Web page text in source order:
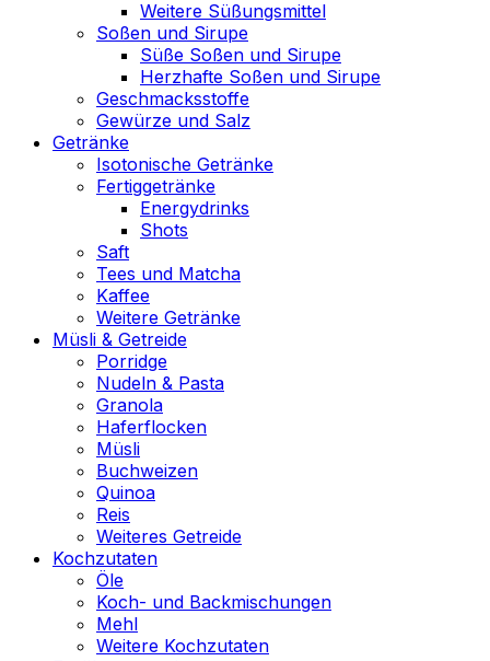
Weitere Süßungsmittel
Soßen und Sirupe
Süße Soßen und Sirupe
Herzhafte Soßen und Sirupe
Geschmacksstoffe
Gewürze und Salz
Getränke
Isotonische Getränke
Fertiggetränke
Energydrinks
Shots
Saft
Tees und Matcha
Kaffee
Weitere Getränke
Müsli & Getreide
Porridge
Nudeln & Pasta
Granola
Haferflocken
Müsli
Buchweizen
Quinoa
Reis
Weiteres Getreide
Kochzutaten
Öle
Koch- und Backmischungen
Mehl
Weitere Kochzutaten